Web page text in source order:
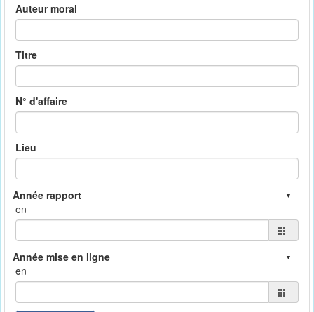
Auteur moral
Titre
N° d'affaire
Lieu
en
en